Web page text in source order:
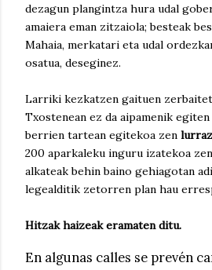
dezagun plangintza hura udal
amaiera eman zitzaiola; besteak
Mahaia, merkatari eta udal
osatua, deseginez.
Larriki kezkatzen gaituen
Txostenean ez da aipamenik
berrien tartean egitekoa zen
200 aparkaleku inguru izatekoa
alkateak behin baino gehiagotan
legealditik zetorren plan hau
Hitzak haizeak eramaten ditu.
En algunas calles se prevén